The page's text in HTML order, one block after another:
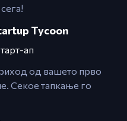
Tycoon
ап
од вашето прво
Секое тапкање го